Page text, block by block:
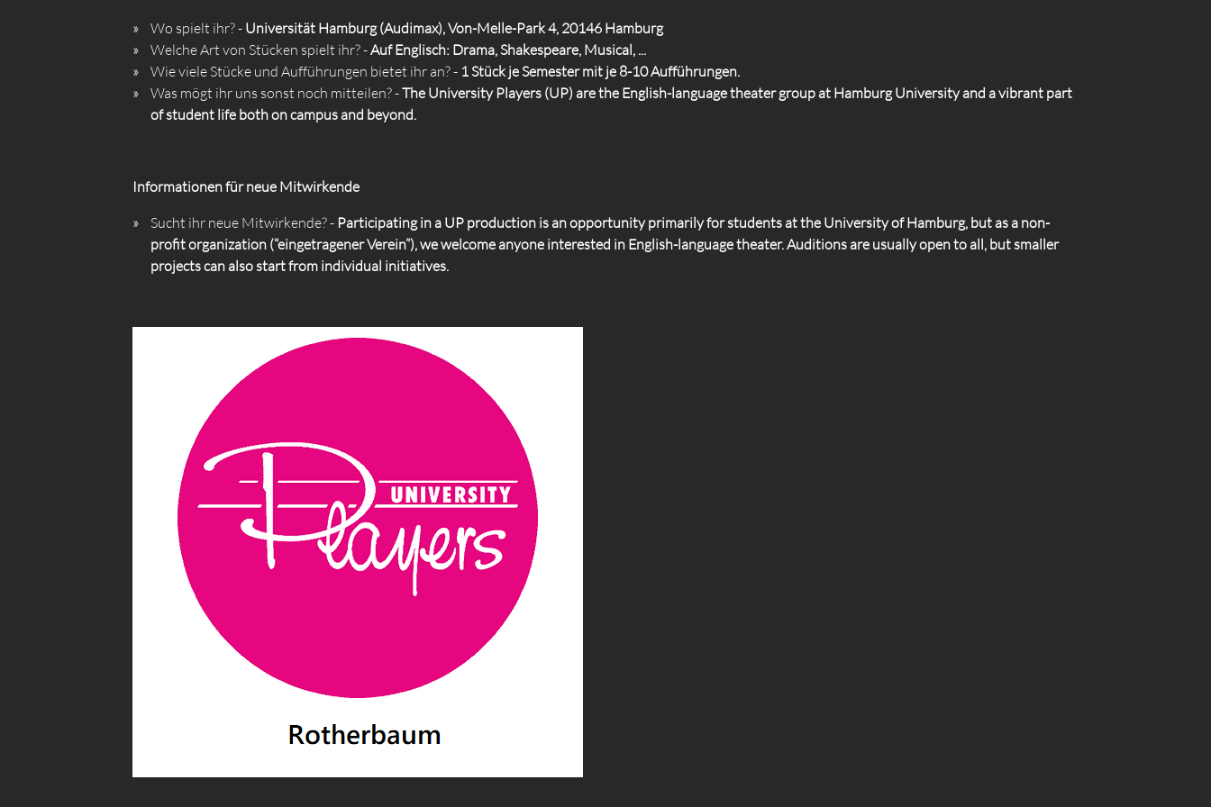
Wo spielt ihr? - Universität Hamburg (Audimax), Von-Melle-Park 4, 20146 Hamburg
Welche Art von Stücken spielt ihr? -Auf Englisch: Drama, Shakespeare, Musical, ...
Wie viele Stücke und Aufführungen bietet ihr an? - 1 Stück je Semester mit je 8-10 Aufführungen.
Was mögt ihr uns sonst noch mitteilen? -The University Players (UP) are the English-language theater group at Hamburg University and a vibrant part
of student life both on campus and beyond.
Informationen für neue Mitwirkende
Sucht ihr neue Mitwirkende? - Participating in a UP production is an opportunity primarily for students at the University of Hamburg, but as a non-
profit organization (“eingetragener Verein”), we welcome anyone interested in English-language theater. Auditions are usually open to all, but smaller
projects can also start from individual initiatives.